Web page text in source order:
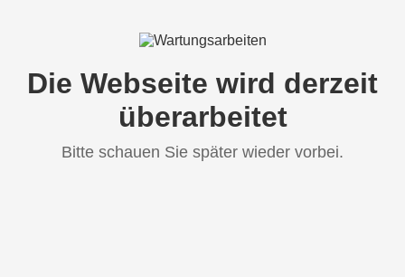
Die Webseite wird derzeit
überarbeitet
Bitte schauen Sie später wieder vorbei.